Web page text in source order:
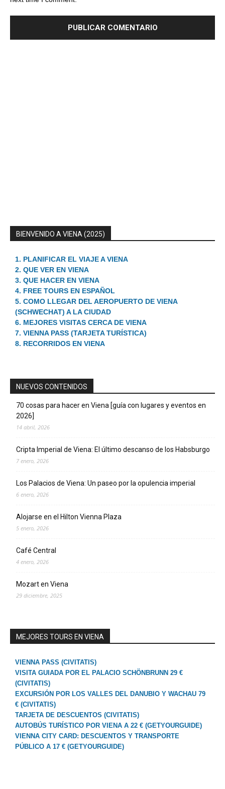
BIENVENIDO A VIENA (2025)
1. PLANIFICAR EL VIAJE A VIENA
2. QUE VER EN VIENA
3. QUE HACER EN VIENA
4. FREE TOURS EN ESPAÑOL
5. COMO LLEGAR DEL AEROPUERTO DE VIENA
(SCHWECHAT) A LA CIUDAD
6. MEJORES VISITAS CERCA DE VIENA
7. VIENNA PASS (TARJETA TURÍSTICA)
8. RECORRIDOS EN VIENA
NUEVOS CONTENIDOS
70 cosas para hacer en Viena [guía con lugares y eventos en
2026]
14 abril, 2026
Cripta Imperial de Viena: El último descanso de los Habsburgo
7 enero, 2026
Los Palacios de Viena: Un paseo por la opulencia imperial
6 enero, 2026
Alojarse en el Hilton Vienna Plaza
5 enero, 2026
Café Central
4 enero, 2026
Mozart en Viena
29 diciembre, 2025
MEJORES TOURS EN VIENA
VIENNA PASS (CIVITATIS)
VISITA GUIADA POR EL PALACIO SCHÖNBRUNN 29 €
(CIVITATIS)
EXCURSIÓN POR LOS VALLES DEL DANUBIO Y WACHAU 79
€ (CIVITATIS)
TARJETA DE DESCUENTOS (CIVITATIS)
AUTOBÚS TURÍSTICO POR VIENA A 22 € (GETYOURGUIDE)
VIENNA CITY CARD: DESCUENTOS Y TRANSPORTE
PÚBLICO A 17 € (GETYOURGUIDE)